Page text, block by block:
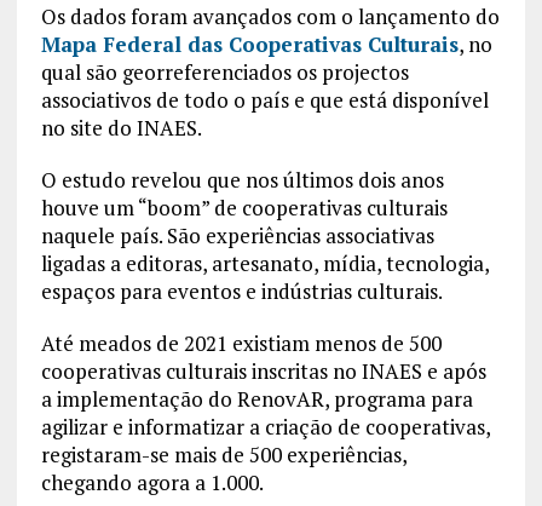
Os dados foram avançados com o lançamento do
Mapa Federal das Cooperativas Culturais, no
qual são georreferenciados os projectos
associativos de todo o país e que está disponível
no site do INAES.
O estudo revelou que nos últimos dois anos
houve um “boom” de cooperativas culturais
naquele país. São experiências associativas
ligadas a editoras, artesanato, mídia, tecnologia,
espaços para eventos e indústrias culturais.
Até meados de 2021 existiam menos de 500
cooperativas culturais inscritas no INAES e após
a implementação do RenovAR, programa para
agilizar e informatizar a criação de cooperativas,
registaram-se mais de 500 experiências,
chegando agora a 1.000.